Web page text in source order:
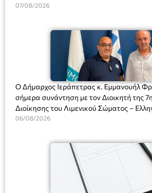
Διευθύντριας του σχολείου κας
07/08/2026
Ο Δήμαρχος Ιεράπετρας κ. Εμμανουήλ
σήμερα συνάντηση με τον Διοικητή της
Διοίκησης του Λιμενικού Σώματος –
Ακτοφυλακής (Λ.Σ.-ΕΛ.ΑΚΤ.),
06/08/2026